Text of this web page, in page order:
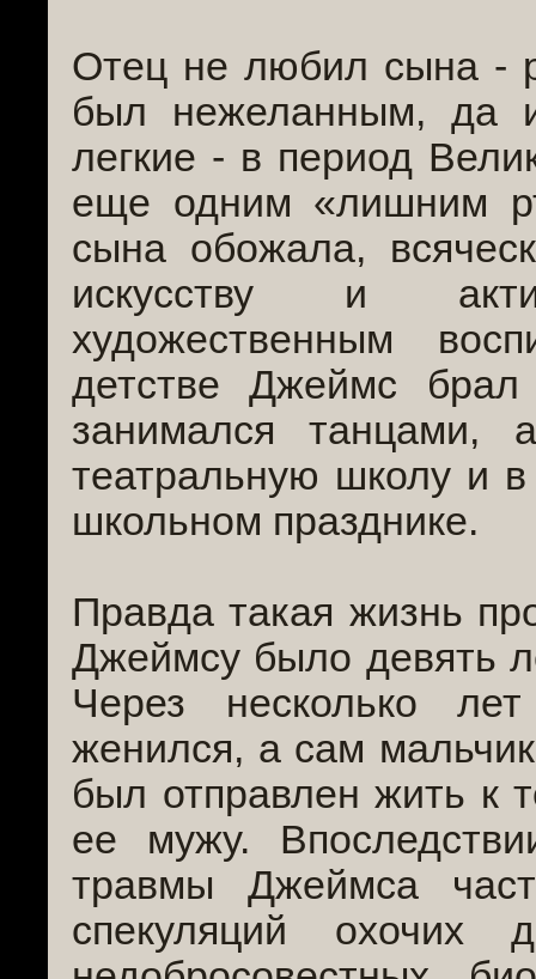
Отец не любил сына -
был нежеланным, да
легкие - в период
еще одним «лишним
сына обожала,
искусству и
художественным
детстве Джеймс
занимался танцами,
театральную школу и
школьном празднике.
Правда такая жизнь
Джеймсу было девять
Через несколько
женился, а сам
был отправлен жить к
ее мужу.
травмы Джеймса
спекуляций охочих